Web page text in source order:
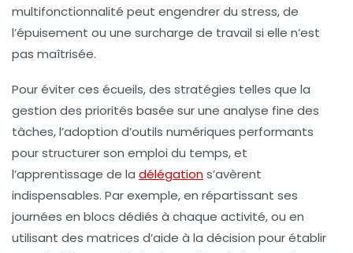
multifonctionnalité peut engendrer du stress, de
l’épuisement ou une surcharge de travail si elle n’est
pas maîtrisée.
Pour éviter ces écueils, des stratégies telles que la
gestion des priorités basée sur une analyse fine des
tâches, l’adoption d’outils numériques performants
pour structurer son emploi du temps, et
l’apprentissage de la délégations’avèrent
indispensables. Par exemple, en répartissant ses
journées en blocs dédiés à chaque activité, ou en
utilisant des matrices d’aide à la décision pour établir